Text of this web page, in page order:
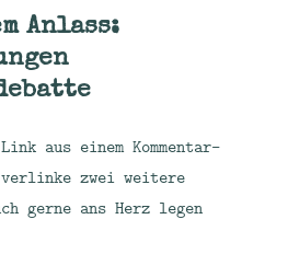
Anlass:
aus einem Kommentar-
verlinke zwei weitere
gerne ans Herz legen